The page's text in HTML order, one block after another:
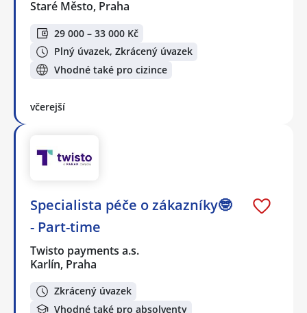
Staré Město, Praha
29 000 – 33 000 Kč
Plný úvazek, Zkrácený úvazek
Vhodné také pro cizince
včerejší
Specialista péče o zákazníky🤓
- Part-time
Twisto payments a.s.
Karlín, Praha
Zkrácený úvazek
Vhodné také pro absolventy